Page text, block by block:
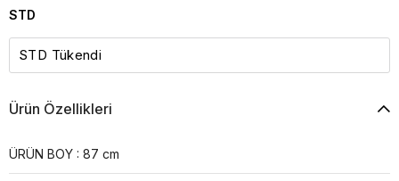
STD
Ürün Özellikleri
ÜRÜN BOY : 87 cm